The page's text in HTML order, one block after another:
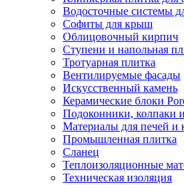
Водосточные системы
Софиты для крыш
Облицовочный кирпич
Ступени и напольная
Тротуарная плитка
Вентилируемые фасады
Искусственный камень
Керамические блоки
Подоконники, колпаки
Материалы для печей и
Промышленная плитка
Сланец
Теплоизоляционные
Техническая изоляция